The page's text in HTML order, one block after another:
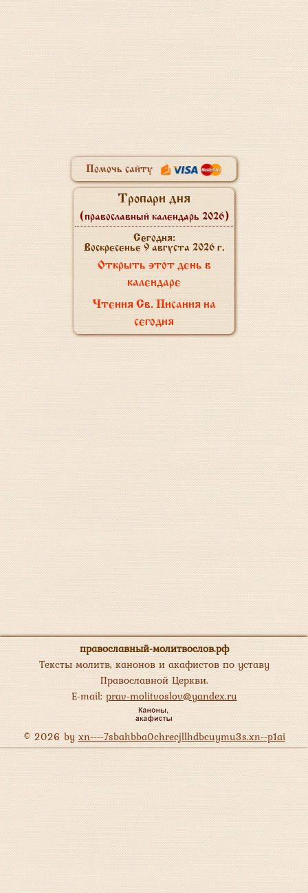
Помочь сайту
Тропари дня
(православный календарь 2026)
Сегодня:
Воскресенье 9 августа 2026 г.
Открыть этот день в
календаре
Чтения Св. Писания на
сегодня
православный-молитвослов.рф
Тексты молитв, канонов и акафистов по уставу
Православной Церкви.
E-mail: prav-molitvoslov@yandex.ru
© 2026 byxn----7sbahbba0chrecjllhdbcuymu3s.xn--p1ai